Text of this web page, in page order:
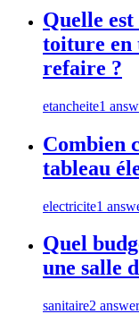
Quelle
toiture en
refaire ?
etancheite1
Combien
tableau
electricite1
Quel
une salle
sanitaire2